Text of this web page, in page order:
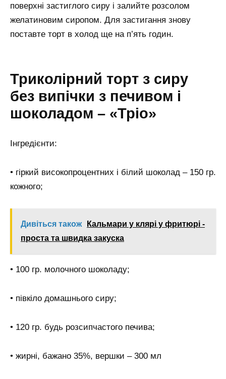
поверхні застиглого сиру і залийте розсолом
желатиновим сиропом. Для застигання знову
поставте торт в холод ще на п’ять годин.
Триколірний торт з сиру
без випічки з печивом і
шоколадом – «Тріо»
Інгредієнти:
• гіркий високопроцентних і білий шоколад – 150 гр.
кожного;
Дивіться також
Кальмари у клярі у фритюрі -
проста та швидка закуска
• 100 гр. молочного шоколаду;
• півкіло домашнього сиру;
• 120 гр. будь розсипчастого печива;
• жирні, бажано 35%, вершки – 300 мл